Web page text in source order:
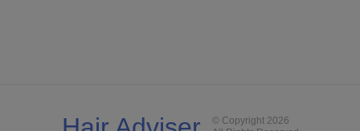
© Copyright 2026